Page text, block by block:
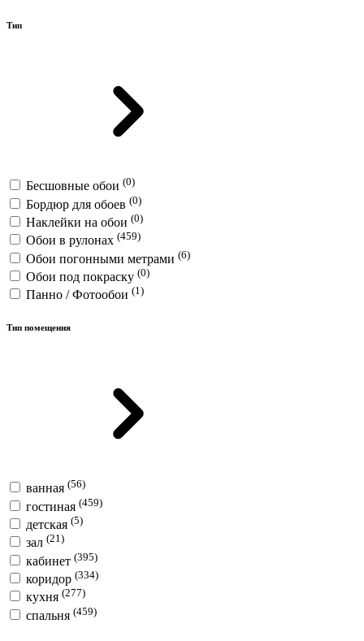
Тип
Бесшовные обои (0)
Бордюр для обоев (0)
Наклейки на обои (0)
Обои в рулонах (459)
Обои погонными метрами (6)
Обои под покраску (0)
Панно / Фотообои (1)
Тип помещения
ванная (56)
гостиная (459)
детская (5)
зал (21)
кабинет (395)
коридор (334)
кухня (277)
спальня (459)